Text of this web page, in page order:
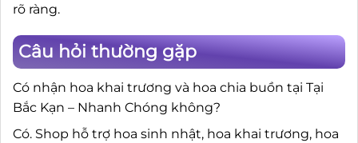
rõ ràng.
Câu hỏi thường gặp
Có nhận hoa khai trương và hoa chia buồn tại Tại
Bắc Kạn – Nhanh Chóng không?
Có. Shop hỗ trợ hoa sinh nhật, hoa khai trương, hoa